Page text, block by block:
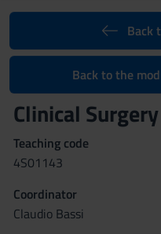
Back
Back to the
Clinical
Teaching code
4S01143
Coordinator
Claudio Bassi